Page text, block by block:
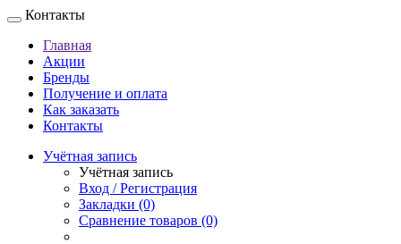
Контакты
Главная
Акции
Бренды
Получение и оплата
Как заказать
Контакты
Учётная запись
Учётная запись
Вход / Регистрация
Закладки (0)
Сравнение товаров (0)